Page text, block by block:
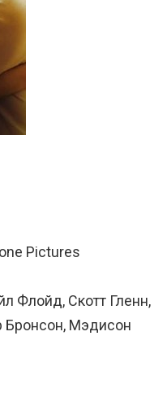
Pictures
Флойд, Скотт Гленн,
Бронсон, Мэдисон